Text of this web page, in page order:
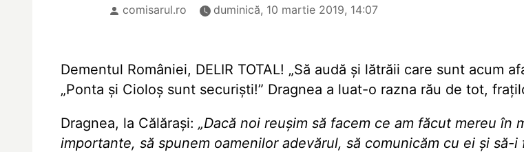
comisarul.ro duminică, 10 martie 2019, 14:07
Dementul României, DELIR TOTAL! „Să audă și lătrăii care sunt acum
„Ponta și Cioloș sunt securiști!” Dragnea a luat-o razna rău de tot,
Dragnea, la Călărași:„Dacă noi reușim să facem ce am făcut mereu în
importante, să spunem oamenilor adevărul, să comunicăm cu ei și să-i